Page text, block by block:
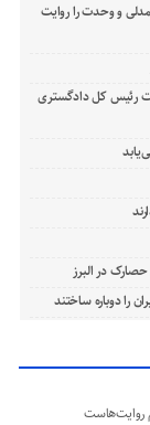
حماسه همدلی و وحدت را روایت
رئیس کل دادگستری
در البرز
را دوباره ساختند
روایت‌هاست